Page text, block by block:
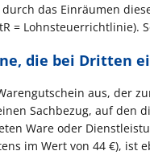
das Einräumen
=
die bei Dritten
aus, der
Sachbezug, auf den
Ware oder
im Wert von 44 €), ist